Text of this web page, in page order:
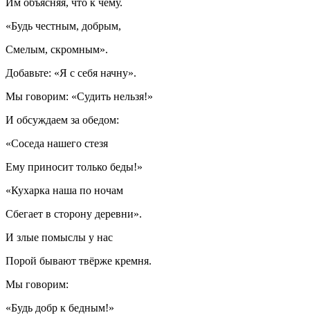
«Будь честным, добрым,
Смелым, скромным».
Добавьте: «Я с себя начну».
Мы говорим: «Судить нельзя!»
И обсуждаем за обедом:
«Соседа нашего стезя
Ему приносит только беды!»
«Кухарка наша по ночам
Сбегает в сторону деревни».
И злые помыслы у нас
Порой бывают твёрже кремня.
Мы говорим:
«Будь добр к бедным!»